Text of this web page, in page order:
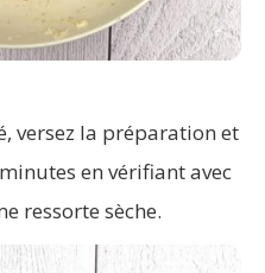
versez la préparation et
en vérifiant avec
ressorte sèche.